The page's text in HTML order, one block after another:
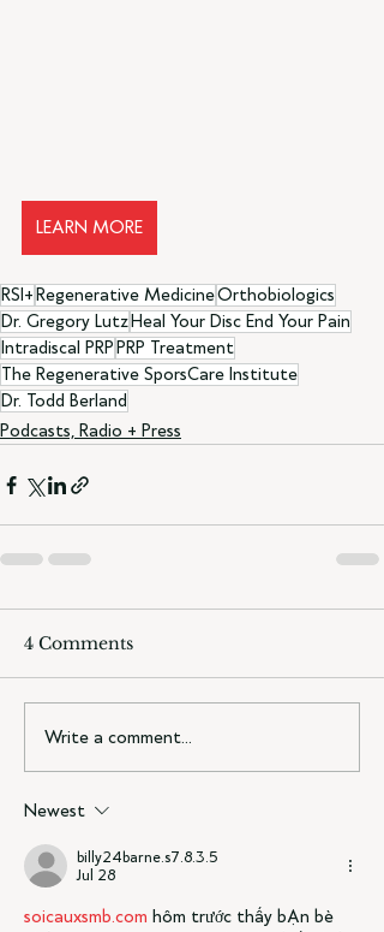
LEARN MORE
RSI+Regenerative MedicineOrthobiologics
Dr. Gregory LutzHeal Your Disc End Your Pain
Intradiscal PRPPRP Treatment
The Regenerative SporsCare Institute
Dr. Todd Berland
Podcasts, Radio + Press
4 Comments
Write a comment...
Newest
billy24barne.s7.8.3.5
Jul 28
soicauxsmb.com hôm trước thấy bạn bè